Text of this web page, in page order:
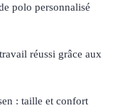
polo personnalisé
réussi grâce aux
: taille et confort